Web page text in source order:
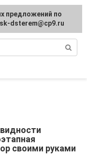
своими руками
предложений по
dsterem@cp9.ru